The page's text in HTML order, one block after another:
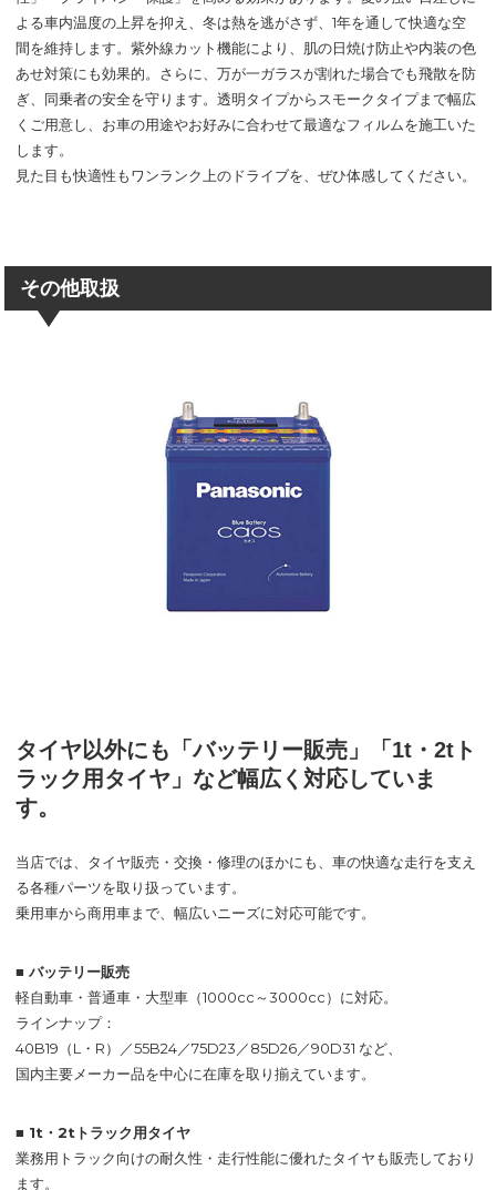
よる車内温度の上昇を抑え、冬は熱を逃がさず、1年を通して快適な空
間を維持します。紫外線カット機能により、肌の日焼け防止や内装の色
あせ対策にも効果的。さらに、万が一ガラスが割れた場合でも飛散を防
ぎ、同乗者の安全を守ります。透明タイプからスモークタイプまで幅広
くご用意し、お車の用途やお好みに合わせて最適なフィルムを施工いた
します。
見た目も快適性もワンランク上のドライブを、ぜひ体感してください。
その他取扱
タイヤ以外にも「バッテリー販売」「1t・2tト
ラック用タイヤ」など幅広く対応していま
す。
当店では、タイヤ販売・交換・修理のほかにも、車の快適な走行を支え
る各種パーツを取り扱っています。
乗用車から商用車まで、幅広いニーズに対応可能です。
■ バッテリー販売
軽自動車・普通車・大型車（1000cc～3000cc）に対応。
ラインナップ：
40B19（L・R）／55B24／75D23／85D26／90D31 など、
国内主要メーカー品を中心に在庫を取り揃えています。
■ 1t・2tトラック用タイヤ
業務用トラック向けの耐久性・走行性能に優れたタイヤも販売しており
ます。